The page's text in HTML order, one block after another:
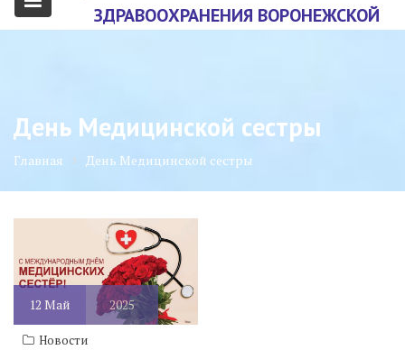
ЗДРАВООХРАНЕНИЯ ВОРОНЕЖСКОЙ
ЦЕНТР"
День Медицинской сестры
Главная День Медицинской сестры
12 Май 2025
Новости